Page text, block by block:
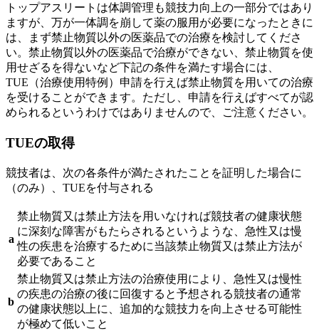
トップアスリートは体調管理も競技力向上の一部分ではあり
ますが、万が一体調を崩して薬の服用が必要になったときに
は、まず禁止物質以外の医薬品での治療を検討してくださ
い。禁止物質以外の医薬品で治療ができない、禁止物質を使
用せざるを得ないなど下記の条件を満たす場合には、
TUE（治療使用特例）申請を行えば禁止物質を用いての治療
を受けることができます。ただし、申請を行えばすべてが認
められるというわけではありませんので、ご注意ください。
TUEの取得
競技者は、次の各条件が満たされたことを証明した場合に
（のみ）、TUEを付与される
a
禁止物質又は禁止方法を用いなければ競技者の健康状態
に深刻な障害がもたらされるというような、急性又は慢
性の疾患を治療するために当該禁止物質又は禁止方法が
必要であること
b
禁止物質又は禁止方法の治療使用により、急性又は慢性
の疾患の治療の後に回復すると予想される競技者の通常
の健康状態以上に、追加的な競技力を向上させる可能性
が極めて低いこと